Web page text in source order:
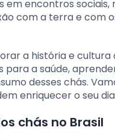
encontros
com a terra e com
a história e
para a saúde,
desses chás.
enriquecer o seu dia
chás no Brasil